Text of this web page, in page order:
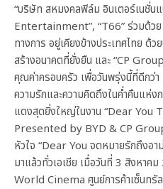
“บริษัท สหมงคลฟิล์ม อินเตอร์เนชั่น
Entertainment”, “T66” ร่วมด้วย
ทางการ อยู่เคียงข้างประเทศไทย ด้
สร้างอนาคตที่ยั่งยืน และ “CP
คุณค่าครอบครัว เพื่อวันพรุ่งนี้ที่ดีกว่
ความรักและความคิดถึงในค่ำคืนแห่
แดงสุดยิ่งใหญ่ในงาน “Dear You
Presented by BYD & CP
หัวใจ “Dear You จดหมายรักถึงอา
มาแล้วทั่วเอเชีย เมื่อวันที่ 3 สิงหา
World Cinema ศูนย์การค้าเซ็นทรั